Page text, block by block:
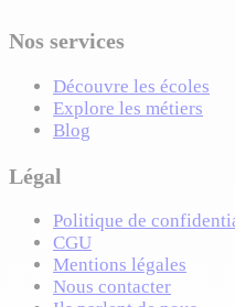
Nos services
Découvre les écoles
Explore les métiers
Blog
Légal
Politique de
CGU
Mentions légales
Nous contacter